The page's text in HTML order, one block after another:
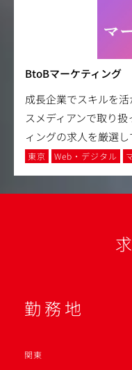
BtoBマーケティング
成長企業でスキルを
スメディアンで取り
ィングの求人を厳選し
東京 Web・デジタル
勤務地
関東